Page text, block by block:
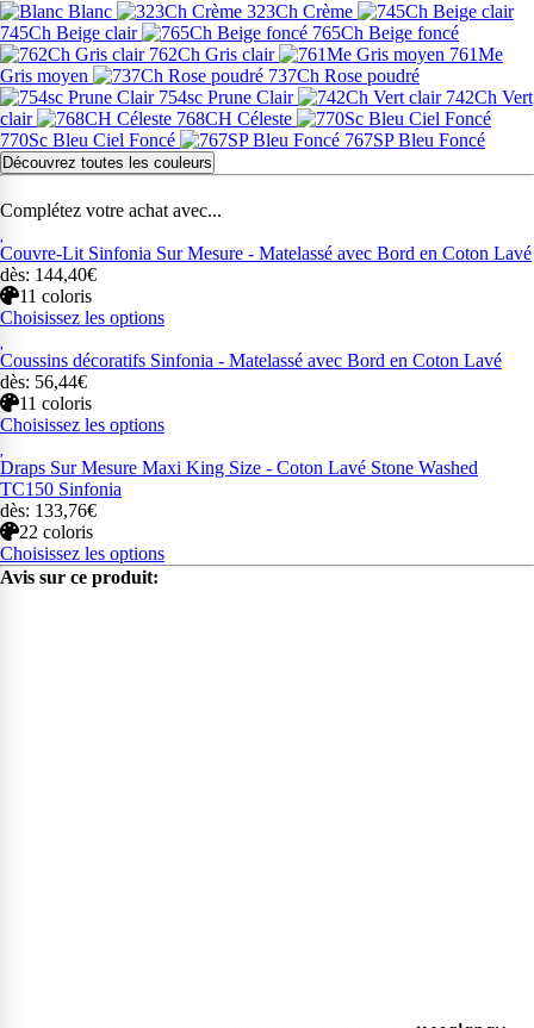
Blanc
323Ch Crème
745Ch Beige clair
765Ch Beige foncé
762Ch Gris clair
761Me
Gris moyen
737Ch Rose poudré
754sc Prune Clair
742Ch Vert
clair
768CH Céleste
770Sc Bleu Ciel Foncé
767SP Bleu Foncé
Découvrez toutes les couleurs
Complétez votre achat avec...
Couvre-Lit Sinfonia Sur Mesure - Matelassé avec Bord en Coton Lavé
dès: 144,40€
11 coloris
Choisissez les options
Coussins décoratifs Sinfonia - Matelassé avec Bord en Coton Lavé
dès: 56,44€
11 coloris
Choisissez les options
Draps Sur Mesure Maxi King Size - Coton Lavé Stone Washed
TC150 Sinfonia
dès: 133,76€
22 coloris
Choisissez les options
Avis sur ce produit: